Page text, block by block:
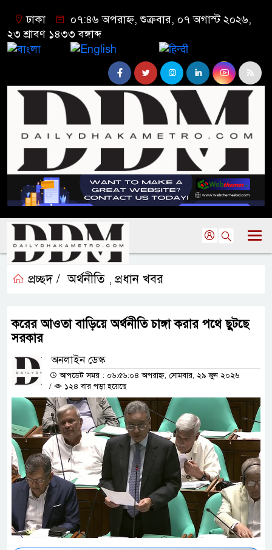
ঢাকা
০৭:৪৬ অপরাহ্ন, শুক্রবার, ০৭ অগাস্ট ২০২৬,
২৩ শ্রাবণ ১৪৩৩ বঙ্গাব্দ
প্রচ্ছদ / অর্থনীতি , প্রধান খবর
করের আওতা বাড়িয়ে অর্থনীতি চাঙ্গা করার পথে ছুটছে
সরকার
অনলাইন ডেস্ক
আপডেট সময় : ০৬:৫৬:০৪ অপরাহ্ন, সোমবার, ২৯ জুন ২০২৬
/
১২৪ বার পড়া হয়েছে